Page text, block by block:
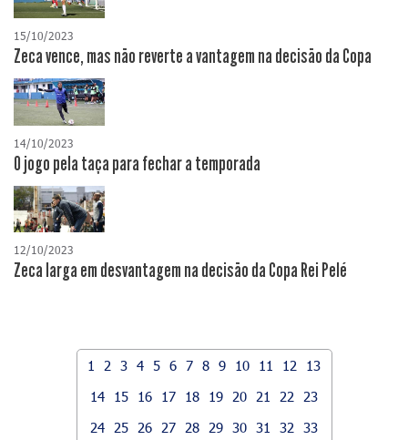
15/10/2023
Zeca vence, mas não reverte a vantagem na decisão da Copa
14/10/2023
O jogo pela taça para fechar a temporada
12/10/2023
Zeca larga em desvantagem na decisão da Copa Rei Pelé
1 2 3 4 5 6 7 8 9 10 11 12
13
14
15 16 17 18 19 20 21 22
23
24
25 26 27 28 29 30 31 32
33